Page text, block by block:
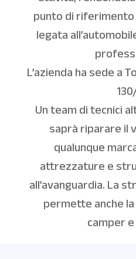
punto di
legata
L’azienda ha sede a
Un team di tecnici
saprà riparare il
qualunque
attrezzature e
all’avanguardia. La
permette anche
camper